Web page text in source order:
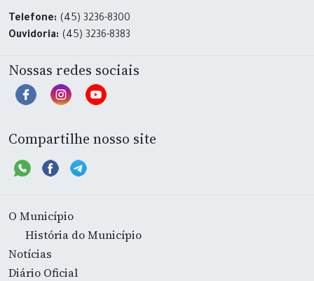
Telefone: (45) 3236-8300
Ouvidoria: (45) 3236-8383
Nossas redes sociais
Compartilhe nosso site
O Município
História do Município
Notícias
Diário Oficial